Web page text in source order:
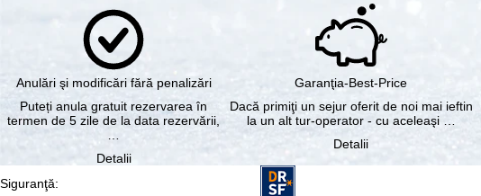
Anulări şi modificări fără penalizări
Puteți anula gratuit rezervarea în
termen de 5 zile de la data rezervării,
…
Detalii
Garanţia-Best-Price
Dacă primiţi un sejur oferit de noi mai ieftin
la un alt tur-operator - cu aceleaşi …
Detalii
Siguranţă: